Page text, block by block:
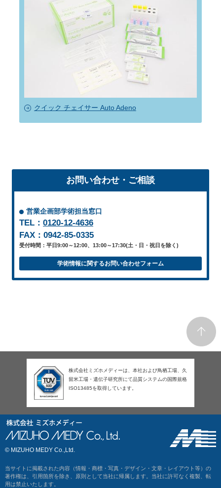
クイック チェイサー Auto Adeno
お問い合わせ・ご相談
営業企画部学術担当窓口
TEL： 0120-12-4636
FAX：0942-85-0335
受付時間：平日9:00～12:00、13:00～17:30(土・日・祝日を除く)
学術情報に関するお問い合わせフォーム
株式会社ミズホメディーは、本社および鳥栖工場、久
留米工場・遺伝子研究所にて品質システムの国際規格
ISO13485を取得しています。
© MIZUHO MEDY Co.,Ltd.
当サイトに掲載された内容（情報・商標・写真・デザイン・文章・レイアウト等）の
著作権は、引用箇所を除き、原則として当社に帰属します。当社に許可なく複製、転
用は禁止いたします。